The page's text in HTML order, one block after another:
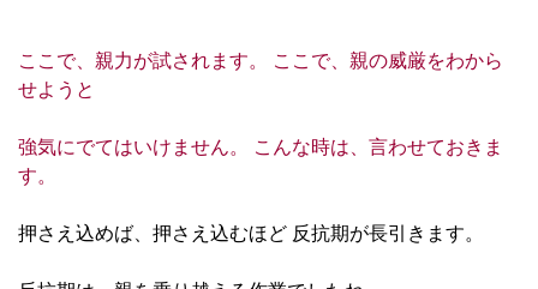
ここで、親力が試されます。 ここで、親の威厳をわから
せようと
強気にでてはいけません。 こんな時は、言わせておきま
す。
押さえ込めば、押さえ込むほど 反抗期が長引きます。